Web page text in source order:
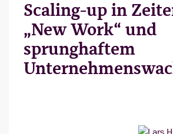
Scaling-up in
„New Work“ und
sprunghaftem